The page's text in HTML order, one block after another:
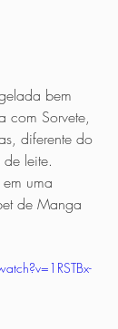
bem
com Sorvete,
diferente do
leite.
uma
de Manga